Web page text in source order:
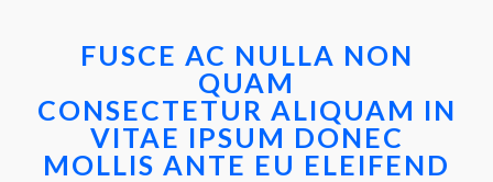
FUSCE AC NULLA NON
QUAM
CONSECTETUR ALIQUAM IN
VITAE IPSUM DONEC
MOLLIS ANTE EU ELEIFEND